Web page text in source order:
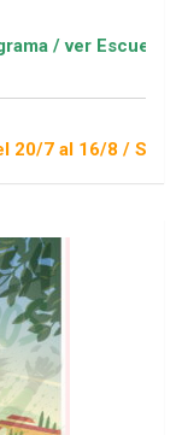
Deportivas
8 / Sorteo 1 de